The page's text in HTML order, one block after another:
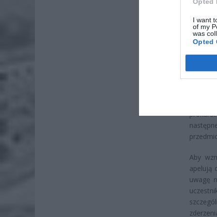
I want
of my
was
Opted
Po
miejscu.
Aby
apelują
uwagę